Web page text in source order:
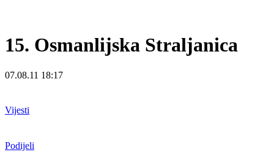
15. Osmanlijska Straljanica
07.08.11 18:17
Vijesti
Podijeli